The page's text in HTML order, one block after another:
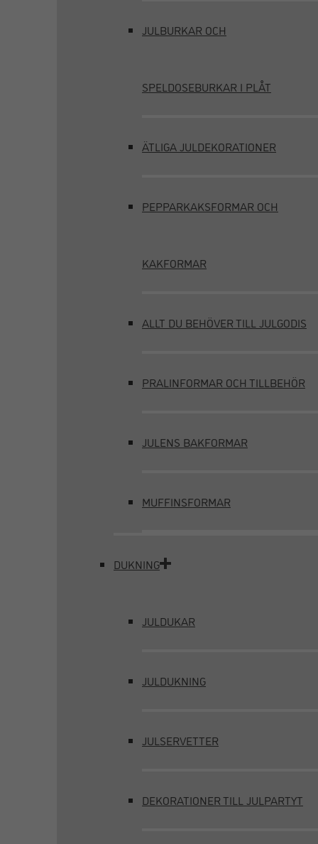
JULBURKAR OCH
SPELDOSEBURKAR I PLÅT
ÄTLIGA JULDEKORATIONER
PEPPARKAKSFORMAR OCH
KAKFORMAR
ALLT DU BEHÖVER TILL JULGODIS
PRALINFORMAR OCH TILLBEHÖR
JULENS BAKFORMAR
MUFFINSFORMAR
DUKNING
JULDUKAR
JULDUKNING
JULSERVETTER
DEKORATIONER TILL JULPARTYT